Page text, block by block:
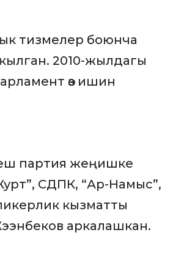
тизмелер боюнча
2010-жылдагы
өз ишин
партия жеңишке
СДПК, “Ар-Намыс”,
кызматты
аркалашкан.